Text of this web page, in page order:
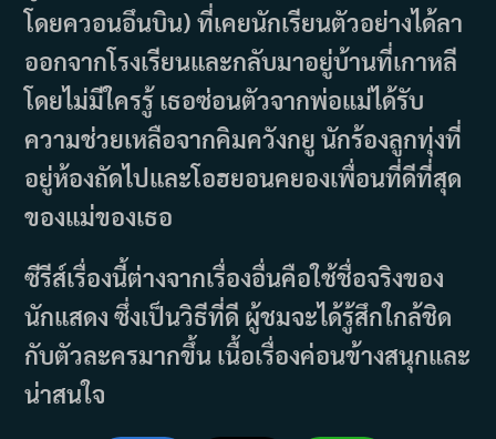
โดยควอนอึนบิน) ที่เคยนักเรียนตัวอย่างได้ลา
ออกจากโรงเรียนและกลับมาอยู่บ้านที่เกาหลี
โดยไม่มีใครรู้ เธอซ่อนตัวจากพ่อแม่ได้รับ
ความช่วยเหลือจากคิมควังกยู นักร้องลูกทุ่งที่
อยู่ห้องถัดไปและโอฮยอนคยองเพื่อนที่ดีที่สุด
ของแม่ของเธอ
ซีรีส์เรื่องนี้ต่างจากเรื่องอื่นคือใช้ชื่อจริงของ
นักแสดง ซึ่งเป็นวิธีที่ดี ผู้ชมจะได้รู้สึกใกล้ชิด
กับตัวละครมากขึ้น เนื้อเรื่องค่อนข้างสนุกและ
น่าสนใจ